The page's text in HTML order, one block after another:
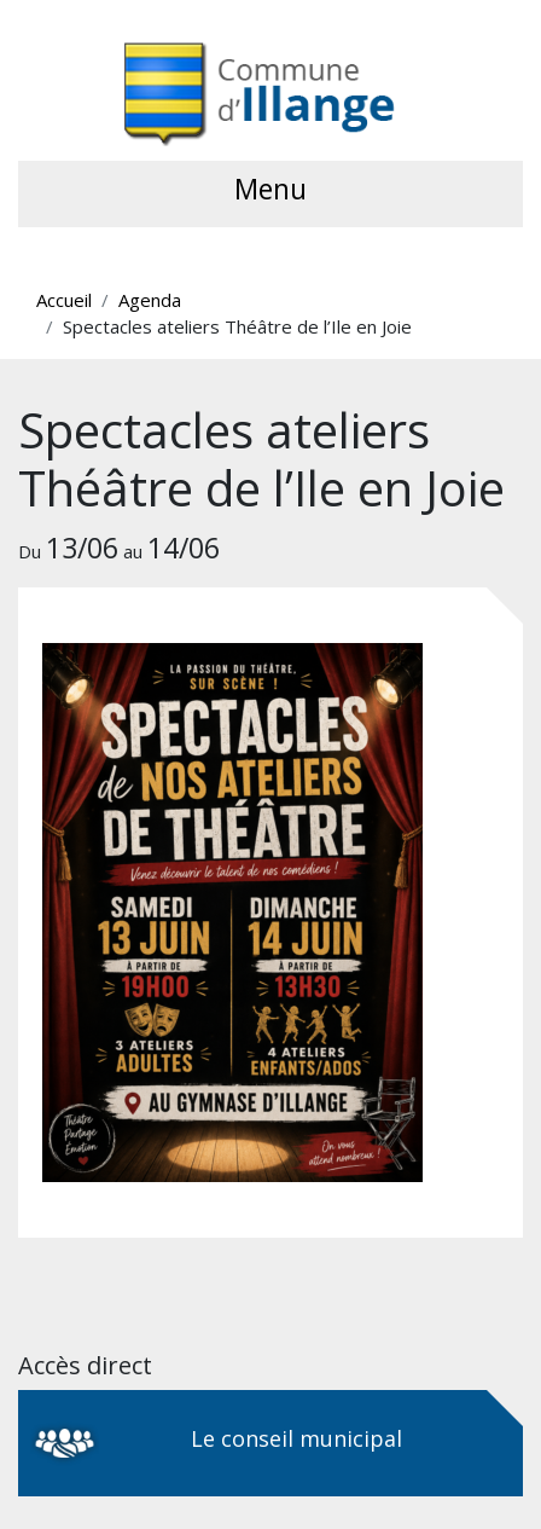
Menu
Accueil
Agenda
Spectacles ateliers Théâtre de l’Ile en Joie
Spectacles ateliers
Théâtre de l’Ile en Joie
Du 13/06 au 14/06
Accès direct
Le conseil municipal